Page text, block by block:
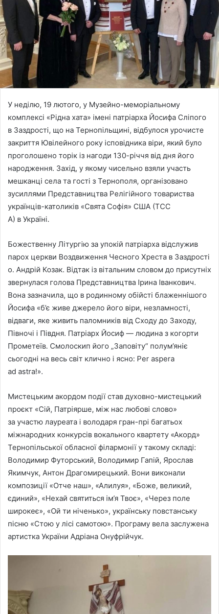
У неділю, 19 лютого, у Музейно-меморіальному
комплексі «Рідна хата» імені патріарха Йосифа Сліпого
в Заздрості, що на Тернопільщині, відбулося урочисте
закриття Ювілейного року ісповідника віри, який було
проголошено торік із нагоди 130-річчя від дня його
народження. Захід, у якому чисельно взяли участь
мешканці села та гості з Тернополя, організовано
зусиллями Представництва Релігійного товариства
українців-католиків «Свята Софія» США (ТСС
А) в Україні.
Божественну Літургію за упокій патріарха відслужив
парох церкви Воздвиження Чесного Хреста в Заздрості
о. Андрій Козак. Відтак із вітальним словом до присутніх
звернулася голова Представництва Ірина Іванкович.
Вона зазначила, що в родинному обійсті блаженнішого
Йосифа «б’є живе джерело його віри, незламності,
відваги, яке живить паломників від Сходу до Заходу,
Півночі і Півдня. Патріарх Йосиф — людина з когорти
Прометеїв. Смолоскип його „Заповіту“ полум’яніє
сьогодні на весь світ клично і ясно: Per aspera
ad astra!».
Мистецьким акордом події став духовно-мистецький
проєкт «Сій, Патріярше, між нас любові слово»
за участю лауреата і володаря гран-прі багатьох
міжнародних конкурсів вокального квартету «Акорд»
Тернопільської обласної філармонії у такому складі:
Володимир Футорський, Володимир Гапій, Ярослав
Якимчук, Антон Драгомирецький. Вони виконали
композиції «Отче наш», «Алилуя», «Боже, великий,
єдиний», «Нехай святиться ім’я Твоє», «Через поле
широкеє», «Ой ти ніченько», українську повстанську
пісню «Стою у лісі самотою». Програму вела заслужена
артистка України Адріана Онуфрійчук.